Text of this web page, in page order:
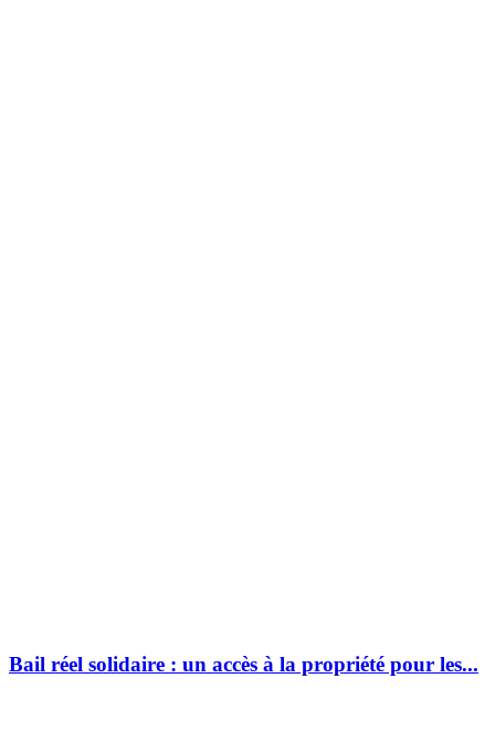
Bail réel solidaire : un accès à la propriété pour les...